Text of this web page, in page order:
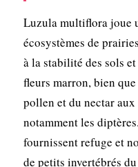
Luzula multiflora joue
écosystèmes de
à la stabilité des sols
fleurs marron, bien
pollen et du nectar
notamment les
fournissent refuge et
de petits invertébrés